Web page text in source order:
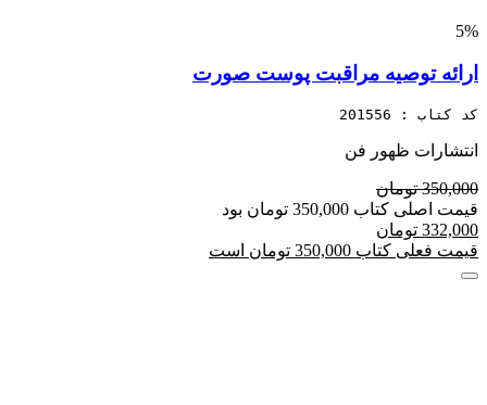
5%
ارائه توصیه مراقبت پوست صورت
کد کتاب : 201556
انتشارات ظهور فن
350,000 تومان
قیمت اصلی کتاب 350,000 تومان بود
332,000 تومان
قیمت فعلی کتاب 350,000 تومان است